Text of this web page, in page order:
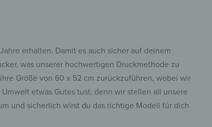
erhalten. Damit es auch sicher auf deinem
was unserer hochwertigen Druckmethode zu
Größe von 60 x 52 cm zurückzuführen, wobei wir
etwas Gutes tust, denn wir stellen all unsere
und sicherlich wirst du das richtige Modell für dich